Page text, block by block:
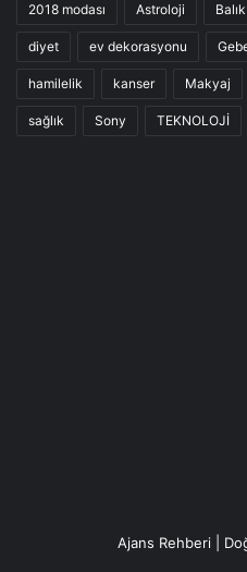
2018 modası Astroloji
diyet ev dekorasyonu
hamilelik kanser Makyaj
sağlık Sony TEKNOLOJİ
Ajans Rehberi |